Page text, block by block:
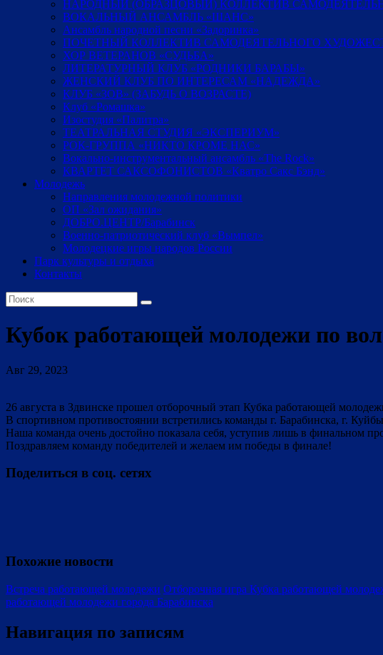
НАРОДНЫЙ (ОБРАЗЦОВЫЙ) КОЛЛЕКТИВ
ВОКАЛЬНЫЙ АНСАМБЛЬ «ШАНС»
Ансамбль народной песни «Задоринка»
ПОЧЕТНЫЙ КОЛЛЕКТИВ САМОДЕЯТЕЛЬНОГО
ХОР ВЕТЕРАНОВ «СУДЬБА»
ЛИТЕРАТУРНЫЙ КЛУБ «РОДНИКИ БАРАБЫ»
ЖЕНСКИЙ КЛУБ ПО ИНТЕРЕСАМ «НАДЕЖДА»
КЛУБ «ЗОВ» (ЗАБУДЬ О ВОЗРАСТЕ)
Клуб «Ромашка»
Изостудия «Палитра»
ТЕАТРАЛЬНАЯ СТУДИЯ «ЭКСПЕРИУМ»
РОК-ГРУППА «НИКТО КРОМЕ НАС»
Вокально-инструментальный ансамбль «The Rock»
КВАРТЕТ САКСОФОНИСТОВ «Кватро Сакс Бэнд»
Молодежь
Направления молодежной политики
ОП «Зал ожидания»
ДОБРО.ЦЕНТР/Барабинск
Военно-патриотический клуб «Вымпел»
Молодецкие игры народов России
Парк культуры и отдыха
Контакты
Кубок работающей молодежи по
Авг 29, 2023
26 августа в Здвинске прошел отборочный этап Кубка работающей
В спортивном противостоянии встретились команды г. Барабинска, г.
Наша команда очень достойно показала себя, уступив лишь в финальном
Поздравляем команду победителей и желаем им победы в финале!
Поделиться в соц. сетях
Похожие новости
Встреча работающей молодежи Отборочная игра Кубка работающей
работающей молодежи города Барабинска
Навигация по записям